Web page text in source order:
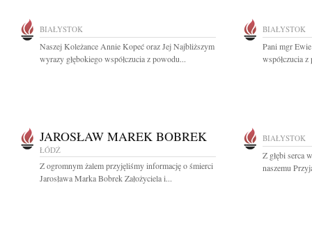
BIAŁYSTOK
Naszej Koleżance Annie Kopeć oraz Jej Najbliższym
wyrazy głębokiego współczucia z powodu...
BIAŁYSTOK
Pani mgr
współczucia
JAROSŁAW MAREK BOBREK
ŁÓDŹ
Z ogromnym żalem przyjęliśmy informację o śmierci
Jarosława Marka Bobrek Założyciela i...
BIAŁYSTOK
Z głębi serca
naszemu